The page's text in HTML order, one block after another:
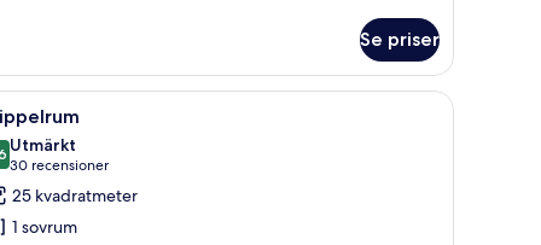
Se priser
och skrivbord Ett hotellrum med två sängar, ett skrivbord
5
av 10
Utmärkt
30 recensioner
(30 recensioner)
25 kvadratmeter
1 sovrum